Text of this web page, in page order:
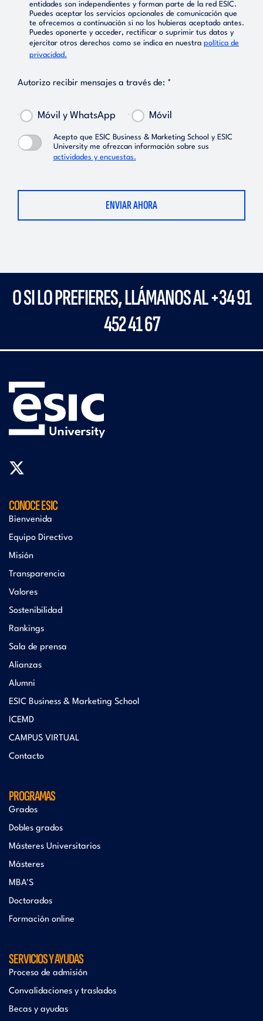
entidades son independientes y forman parte de la red ESIC.
Puedes aceptar los servicios opcionales de comunicación que
te ofrecemos a continuación si no los hubieras aceptado antes.
Puedes oponerte y acceder, rectificar o suprimir tus datos y
ejercitar otros derechos como se indica en nuestra política de
privacidad.
Autorizo recibir mensajes a través de: *
Móvil y WhatsApp Móvil
Acepto que ESIC Business & Marketing School y ESIC
University me ofrezcan información sobre sus
actividades y encuestas.
O SI LO PREFIERES, LLÁMANOS AL +34 91
452 41 67
CONOCE ESIC
Bienvenida
Equipo Directivo
Misión
Transparencia
Valores
Sostenibilidad
Rankings
Sala de prensa
Alianzas
Alumni
ESIC Business & Marketing School
ICEMD
CAMPUS VIRTUAL
Contacto
PROGRAMAS
Grados
Dobles grados
Másteres Universitarios
Másteres
MBA'S
Doctorados
Formación online
SERVICIOS Y AYUDAS
Proceso de admisión
Convalidaciones y traslados
Becas y ayudas